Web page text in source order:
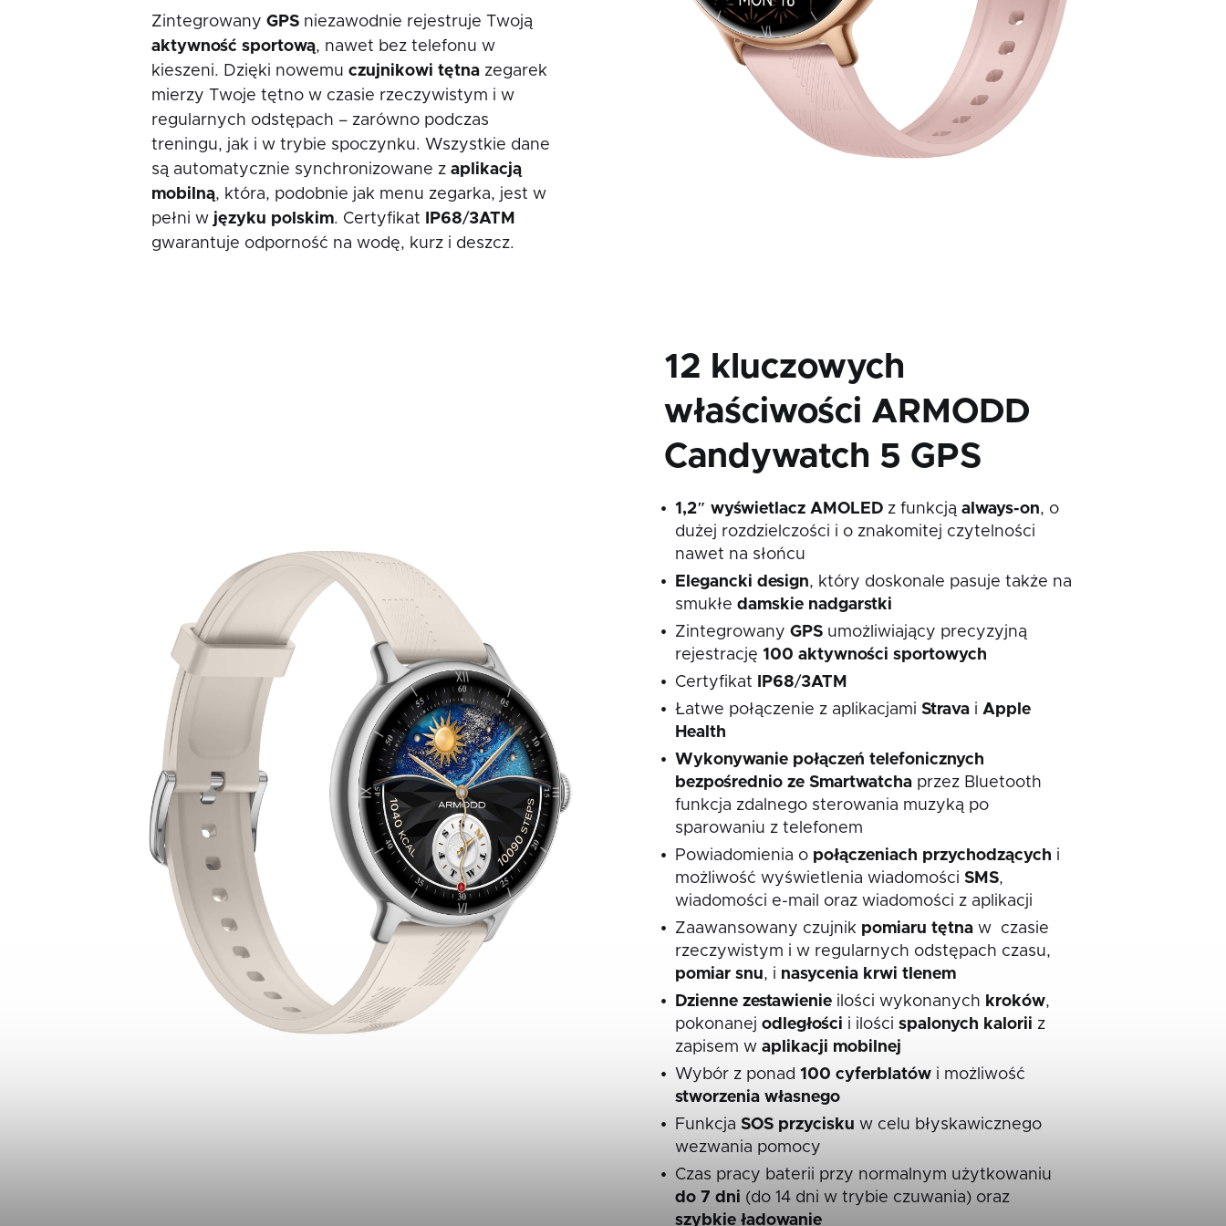
ZintegrowanyGPS niezawodnie rejestruje Twoją
aktywność sportową, nawet bez telefonu w
kieszeni. Dzięki nowemuczujnikowi tętna zegarek
mierzy Twoje tętno w czasie rzeczywistym i w
regularnych odstępach – zarówno podczas
treningu, jak i w trybie spoczynku. Wszystkie dane
są automatycznie synchronizowane zaplikacją
mobilną, która, podobnie jak menu zegarka, jest w
pełni w języku polskim. Certyfikat IP68/3ATM
gwarantuje odporność na wodę, kurz i deszcz.
12 kluczowych
właściwości ARMODD
Candywatch 5 GPS
1,2″ wyświetlacz AMOLED z funkcjąalways-on, o
dużej rozdzielczości i o znakomitej czytelności
nawet na słońcu
Elegancki design, który doskonale pasuje także na
smukłedamskie nadgarstki
Zintegrowany GPS umożliwiający precyzyjną
rejestrację100 aktywności sportowych
Certyfikat
IP68/3ATM
Łatwe połączenie z aplikacjamiStrava iApple
Health
Wykonywanie połączeń telefonicznych
bezpośrednio ze Smartwatcha przez Bluetooth
funkcja zdalnego sterowania muzyką po
sparowaniu z telefonem
Powiadomienia o połączeniach przychodzących i
możliwość wyświetlenia wiadomościSMS,
wiadomości e-mail oraz wiadomości z aplikacji
Zaawansowany czujnik pomiaru tętnaw czasie
rzeczywistym i w regularnych odstępach czasu,
pomiar snu, i nasycenia krwi tlenem
Dzienne zestawienie ilości wykonanych kroków,
pokonanejodległości i ilościspalonych kalorii z
zapisem waplikacji mobilnej
Wybór z ponad100 cyferblatów i możliwość
stworzenia własnego
FunkcjaSOS przyciskuw celu błyskawicznego
wezwania pomocy
Czas pracy baterii przy normalnym użytkowaniu
do 7 dni (do 14 dni w trybie czuwania) oraz
szybkie ładowanie